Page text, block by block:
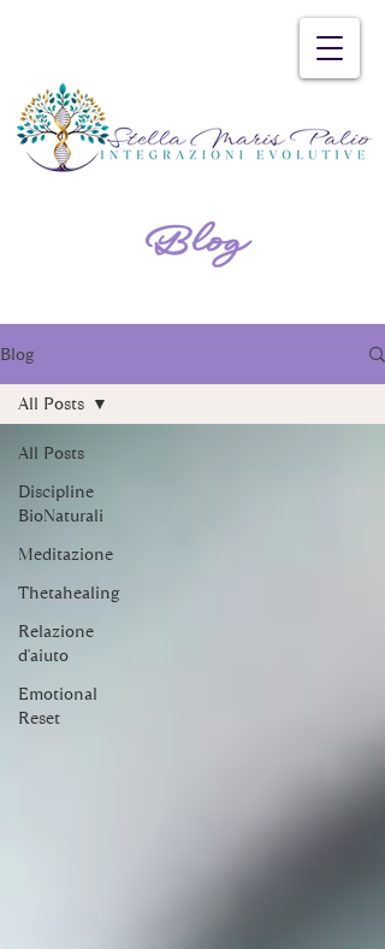
Blog
Blog
All Posts
Discipline
BioNaturali
Meditazione
Thetahealing
Relazione
d'aiuto
Emotional
Reset
All Posts